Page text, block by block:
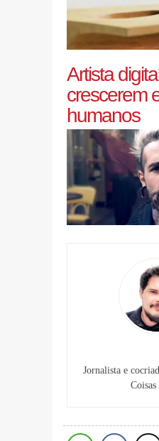
Artista
crescerem
humanos
Jornalista e
Coisas